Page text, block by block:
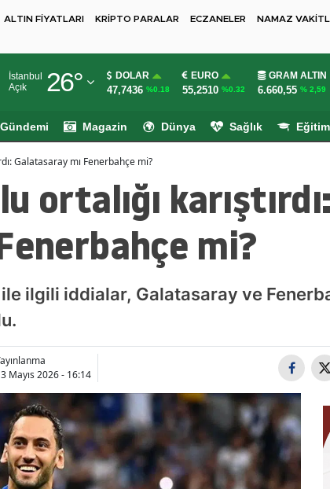
ALTIN FİYATLARI KRİPTO PARALAR ECZANELER
NAMAZ
İstanbul
Açık
26°
Adıyaman
Ağrı
Ankara
Antalya
Aydın
Bilecik
Bingöl
Bitlis
Bolu
DOLAR
47,7436 %0.18
EURO
55,2510 %0.32
GRAM ALTIN
6.660,55 % 2,59
Magazin Dünya Sağlık Eğitim
Galatasaray mı Fenerbahçe mi?
ortalığı karıştırdı:
mi?
ilgili iddialar, Galatasaray ve
Mayıs 2026 - 16:14